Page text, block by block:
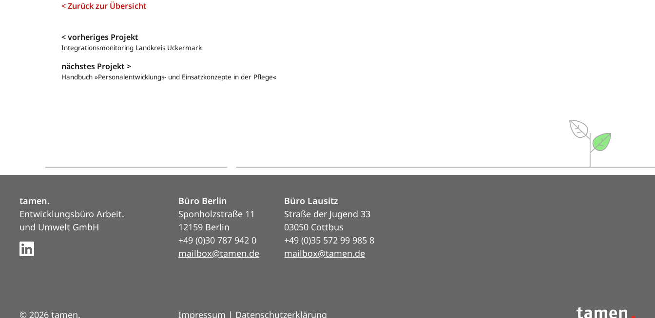
< Zurück zur Übersicht
Navigation
< vorheriges Projekt
Integrationsmonitoring Landkreis Uckermark
nächstes Projekt >
Handbuch »Personalentwicklungs- und Einsatzkonzepte in der Pflege«
tamen.
Entwicklungsbüro Arbeit.
und Umwelt GmbH
Büro Berlin
Sponholzstraße 11
12159 Berlin
+49 (0)30 787 942 0
mailbox@tamen.de
Büro Lausitz
Straße der Jugend 33
03050 Cottbus
+49 (0)35 572 99 985 8
mailbox@tamen.de
© 2026 tamen. Impressum | Datenschutzerklärung